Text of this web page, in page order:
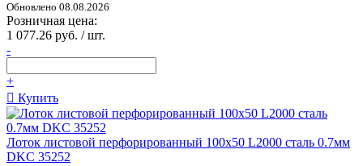
Обновлено 08.08.2026
Розничная цена:
1 077.26 руб. / шт.
-
+
Купить
Лоток листовой перфорированный 100х50 L2000 сталь 0.7мм
DKC 35252